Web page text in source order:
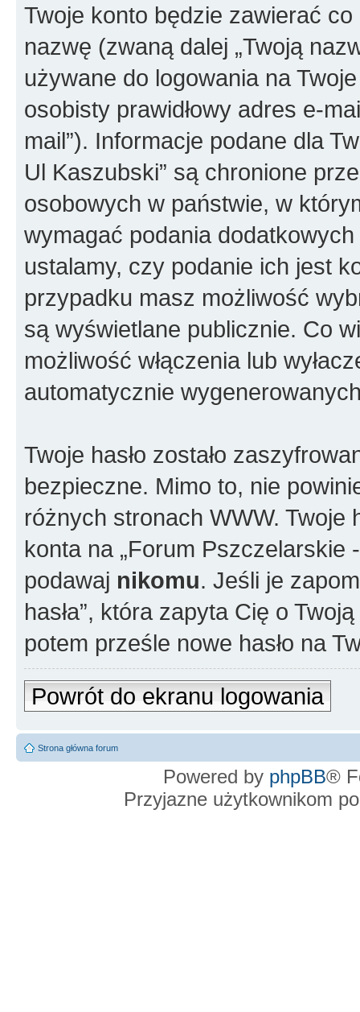
Twoje konto będzie zawierać
nazwę (zwaną dalej „Twoją
używane do logowania na
osobisty prawidłowy adres e-
mail”). Informacje podane dla
Ul Kaszubski” są chronione
osobowych w państwie, w
wymagać podania
ustalamy, czy podanie ich jest
przypadku masz możliwość
są wyświetlane publicznie. Co
możliwość włączenia lub
automatycznie
Twoje hasło zostało
bezpieczne. Mimo to, nie
różnych stronach WWW. Twoje
konta na „Forum Pszczelarskie
podawaj nikomu. Jeśli je
hasła”, która zapyta Cię o
potem prześle nowe hasło na
Powrót do ekranu logowania
Strona główna forum
Powered by phpBB®
Przyjazne użytkownikom